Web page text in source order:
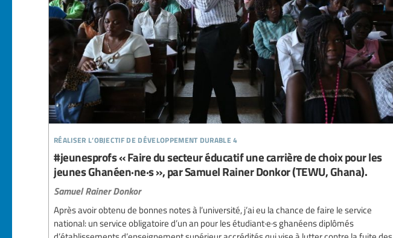
réaliser l’objectif de développement durable 4
#jeunesprofs « Faire du secteur éducatif une carrière de choix pour les
jeunes Ghanéen·ne·s », par Samuel Rainer Donkor (TEWU, Ghana).
Samuel Rainer Donkor
Après avoir obtenu de bonnes notes à l’université, j’ai eu la chance de faire le service
national: un service obligatoire d’un an pour les étudiant·e·s ghanéens diplômés